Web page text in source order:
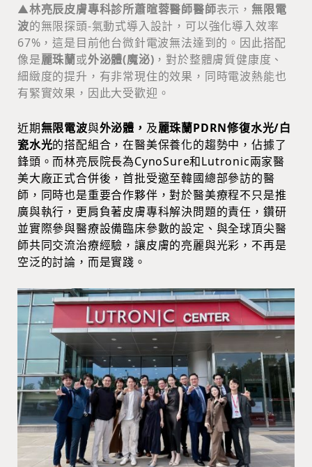
▲林亮辰皮膚專科診所蕭暄蓉醫師醫師表示， 無限電
波的無限探頭-氣動式導入設計，可以強化導入效率
67%，這是目前他台微針電波無法達到的。因此搭配
像是麗珠蘭或外泌體(魔泌) ，對於整體膚質健康度、
細緻度的提升，有非常現住的效果，同時電波熱能也
有緊實效果，因此大受歡迎。
近期無限電波與外泌體， 及麗珠蘭PDRN修復水光/白
瓷水光的搭配組合，在醫美保養化的趨勢中，佔據了
鋒頭。而林亮辰院長為CynoSure和Lutronic兩家醫
美大廠正式合併後，首批受邀至韓國總部參訪的醫
師，同時也是重要合作夥伴，對於醫美療程不只是推
廣與執行，更肩負著皮膚專科解決問題的責任，鑽研
並實際參與醫療設備臨床參數的設定、與全球頂尖醫
師共同交流治療經驗，讓皮膚的亮麗與光彩，不再是
空泛的討論，而是實踐。